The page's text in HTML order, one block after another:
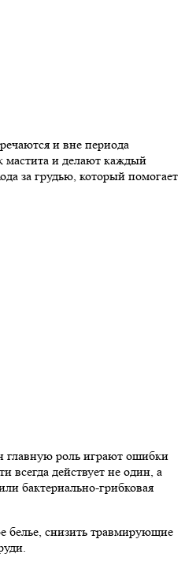
и вне периода
мастита и делают каждый
за грудью, который помогает
главную роль играют ошибки
действует не один, а
бактериально-грибковая
белье, снизить травмирующие